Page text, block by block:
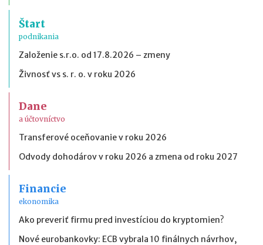
Štart
podnikania
Založenie s.r.o. od 17.8.2026 – zmeny
Živnosť vs s. r. o. v roku 2026
Dane
a účtovníctvo
Transferové oceňovanie v roku 2026
Odvody dohodárov v roku 2026 a zmena od roku 2027
Financie
ekonomika
Ako preveriť firmu pred investíciou do kryptomien?
Nové eurobankovky: ECB vybrala 10 finálnych návrhov,